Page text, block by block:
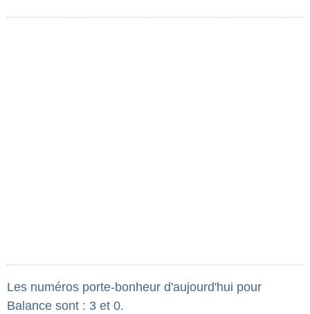
Les numéros porte-bonheur d'aujourd'hui pour
Balance sont : 3 et 0.